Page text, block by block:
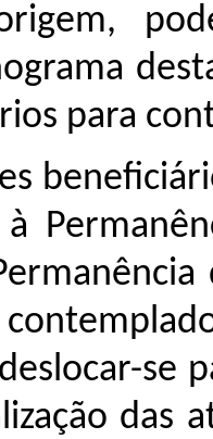
para
se
das